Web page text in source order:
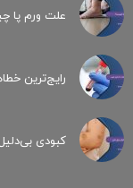
علت ورم پا
رایج‌ترین
کبودی‌